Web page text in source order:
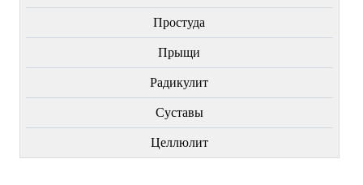
Простуда
Прыщи
Радикулит
Суставы
Целлюлит